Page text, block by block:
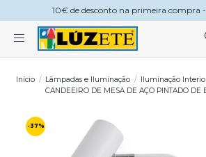
10€ de desconto na primeira compra -
Início Lâmpadas e Iluminação Iluminação
CANDEEIRO DE MESA DE AÇO PINTADO DE
-37%